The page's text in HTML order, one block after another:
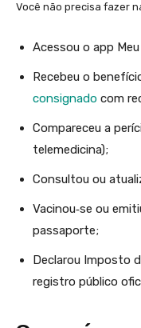
Você não precisa fazer
Acessou o app
Recebeu o
consignado com
Compareceu a
telemedicina);
Consultou ou
Vacinou‑se ou
passaporte;
Declarou Imposto
registro público